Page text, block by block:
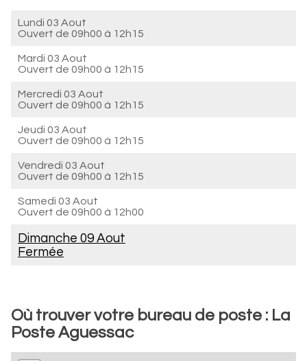
Lundi 03 Aout
Ouvert de 09h00 à 12h15
Mardi 03 Aout
Ouvert de 09h00 à 12h15
Mercredi 03 Aout
Ouvert de 09h00 à 12h15
Jeudi 03 Aout
Ouvert de 09h00 à 12h15
Vendredi 03 Aout
Ouvert de 09h00 à 12h15
Samedi 03 Aout
Ouvert de 09h00 à 12h00
Dimanche 09 Aout
Fermée
Où trouver votre bureau de poste : La
Poste Aguessac